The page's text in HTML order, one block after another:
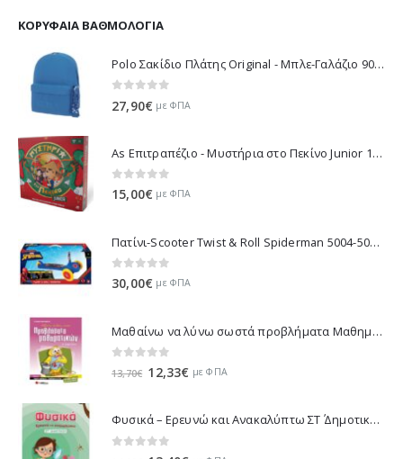
ΚΟΡΥΦΑΊΑ ΒΑΘΜΟΛΟΓΊΑ
Polo Σακίδιο Πλάτης Original - Μπλε-Γαλάζιο 901135-5600 2021
27,90€ με ΦΠΑ
As Επιτραπέζιο - Μυστήρια στο Πεκίνο Junior 1040-10018
0out of 5
15,00€ με ΦΠΑ
Πατίνι-Scooter Twist & Roll Spiderman 5004-50218
0 out of 5
30,00€ με ΦΠΑ
Μαθαίνω να λύνω σωστά προβλήματα Μαθηματικών Β΄ Δημοτικού 21153
out of 5
13,70€ Original
13,70€.
12,33€ Η
είναι:
με ΦΠΑ
Φυσικά – Ερευνώ και Ανακαλύπτω ΣΤ΄ Δημοτικού - Τσαντάκου Μαρία 21316
out of 5